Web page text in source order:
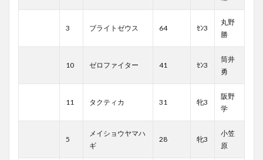
3 ブライトゼウス 64 ｾﾝ3
丸野
勝
10 ゼロファイター 41 ｾﾝ3
筒井
勇
11 タクティカ 31 牝3
阪野
学
5
メイショウヤマハ
ギ
28 牝3
小笠
原